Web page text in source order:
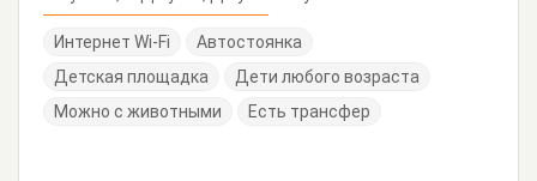
Интернет Wi-Fi
Автостоянка
Детская площадка
Дети любого возраста
Можно с животными
Есть трансфер